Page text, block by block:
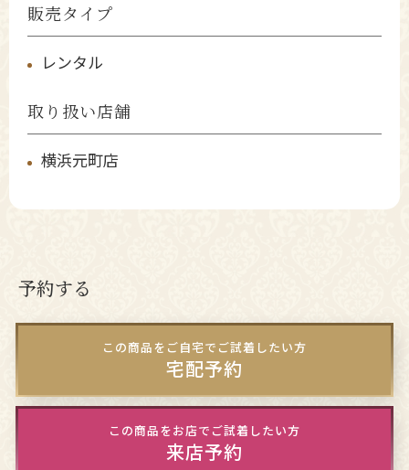
販売タイプ
レンタル
取り扱い店舗
横浜元町店
予約する
この商品をご自宅でご試着したい方
宅配予約
この商品をお店でご試着したい方
来店予約